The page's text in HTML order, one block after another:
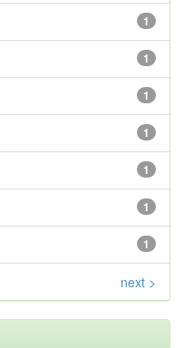
1
1
1
1
1
1
1
next >